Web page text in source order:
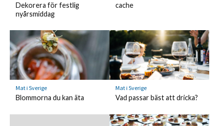
Dekorera för festlig
nyårsmiddag
cache
Mat i Sverige
Blommorna du kan äta
Mat i Sverige
Vad passar bäst att dricka?